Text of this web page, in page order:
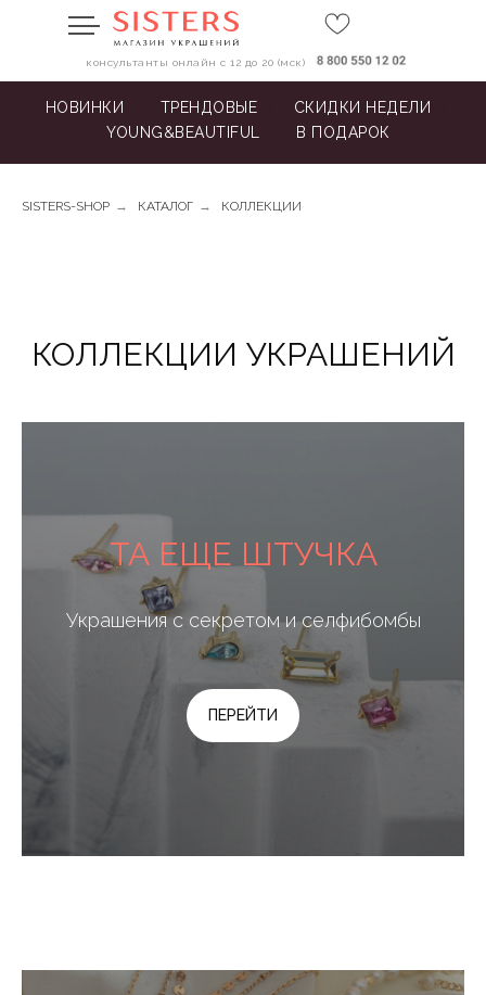
консультанты онлайн с 12 до 20 (мск)
НОВИНКИ ТРЕНДОВЫЕ СКИДКИ НЕДЕЛИ
YOUNG&BEAUTIFUL
В ПОДАРОК
SISTERS-SHOP → КАТАЛОГ → КОЛЛЕКЦИИ
КОЛЛЕКЦИИ УКРАШЕНИЙ
ТА ЕЩЕ ШТУЧКА
Украшения с секретом и селфибомбы
ПЕРЕЙТИ